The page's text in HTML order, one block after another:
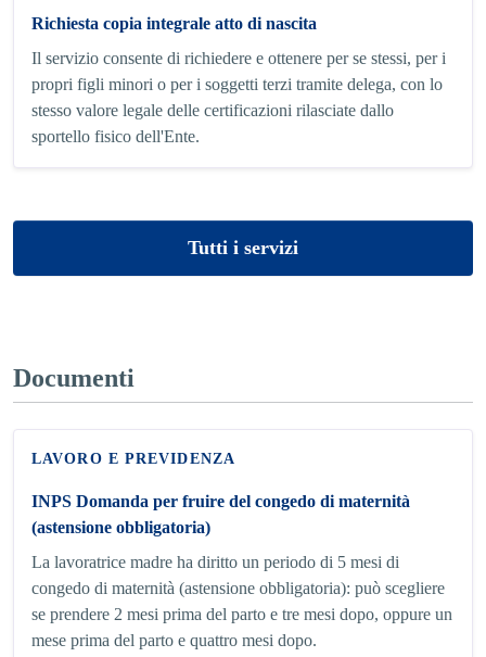
Richiesta copia integrale atto di nascita
Il servizio consente di richiedere e ottenere per se stessi, per i
propri figli minori o per i soggetti terzi tramite delega, con lo
stesso valore legale delle certificazioni rilasciate dallo
sportello fisico dell'Ente.
Tutti i servizi
Documenti
LAVORO E PREVIDENZA
INPS Domanda per fruire del congedo di maternità
(astensione obbligatoria)
La lavoratrice madre ha diritto un periodo di 5 mesi di
congedo di maternità (astensione obbligatoria): può scegliere
se prendere 2 mesi prima del parto e tre mesi dopo, oppure un
mese prima del parto e quattro mesi dopo.